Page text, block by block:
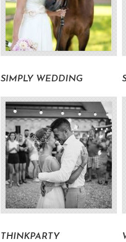
Volat pro zjištění ceny
SIMPLY WEDDING
Volat pro zjištění ceny
THINKPARTY